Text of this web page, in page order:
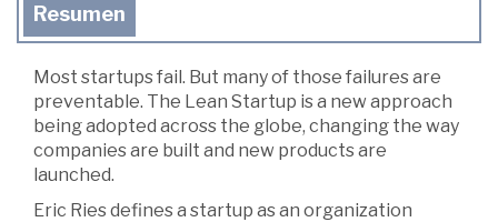
Resumen
Most startups fail. But many of those failures are
preventable. The Lean Startup is a new approach
being adopted across the globe, changing the way
companies are built and new products are
launched.
Eric Ries defines a startup as an organization